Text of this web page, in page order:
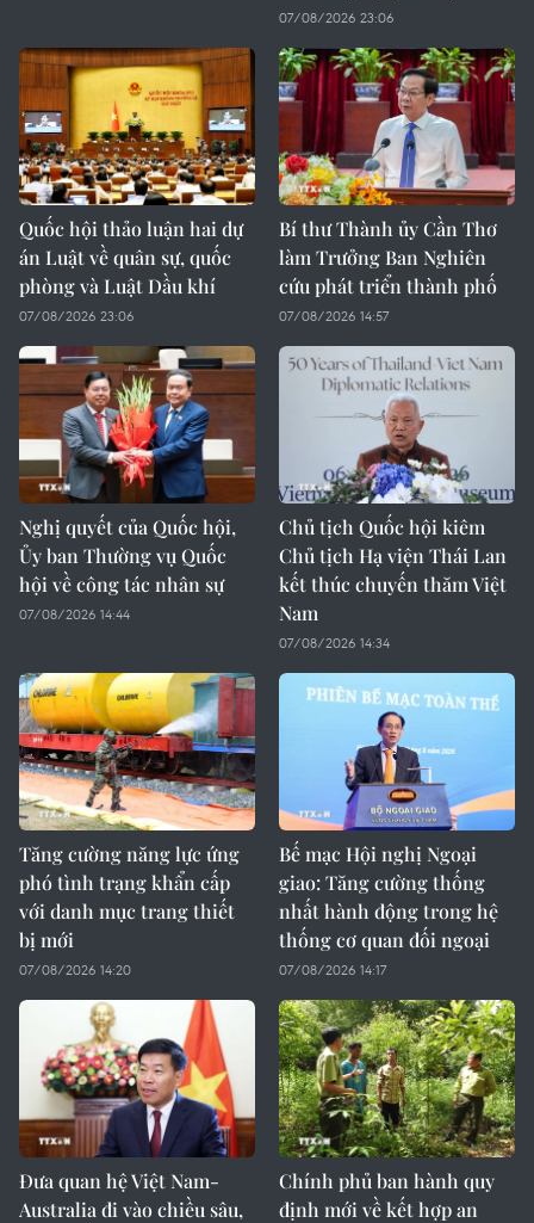
07/08/2026 23:06
Quốc hội thảo luận hai dự
án Luật về quân sự, quốc
phòng và Luật Dầu khí
07/08/2026 23:06
Bí thư Thành ủy Cần Thơ
làm Trưởng Ban Nghiên
cứu phát triển thành phố
07/08/2026 14:57
Nghị quyết của Quốc hội,
Ủy ban Thường vụ Quốc
hội về công tác nhân sự
07/08/2026 14:44
Chủ tịch Quốc hội kiêm
Chủ tịch Hạ viện Thái Lan
kết thúc chuyến thăm Việt
Nam
07/08/2026 14:34
Tăng cường năng lực ứng
phó tình trạng khẩn cấp
với danh mục trang thiết
bị mới
07/08/2026 14:20
Bế mạc Hội nghị Ngoại
giao: Tăng cường thống
nhất hành động trong hệ
thống cơ quan đối ngoại
07/08/2026 14:17
Đưa quan hệ Việt Nam-
Australia đi vào chiều sâu,
Chính phủ ban hành quy
định mới về kết hợp an